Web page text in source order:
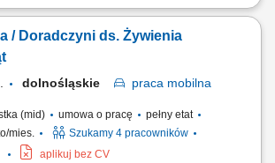
Twoja Misja: Budowanie partnerskich relacji z
efektywność gospodarstw; Osiąganie celów
jakości obsługi;
/ Doradczyni ds. Żywienia
dolnośląskie praca mobilna
(mid) umowa o pracę
pełny etat
mies.
Szukamy 4 pracowników
aplikuj bez CV